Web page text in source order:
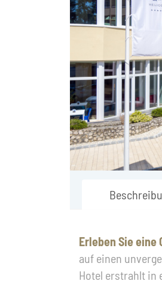
Erleben Sie eine
auf einen
Hotel erstrahlt in